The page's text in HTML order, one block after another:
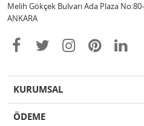
Melih Gökçek Bulvarı Ada Plaza
ANKARA
KURUMSAL
ÖDEME